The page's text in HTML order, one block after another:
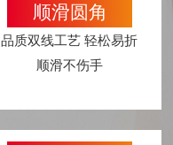
顺滑圆角
品质双线工艺 轻松易折
顺滑不伤手